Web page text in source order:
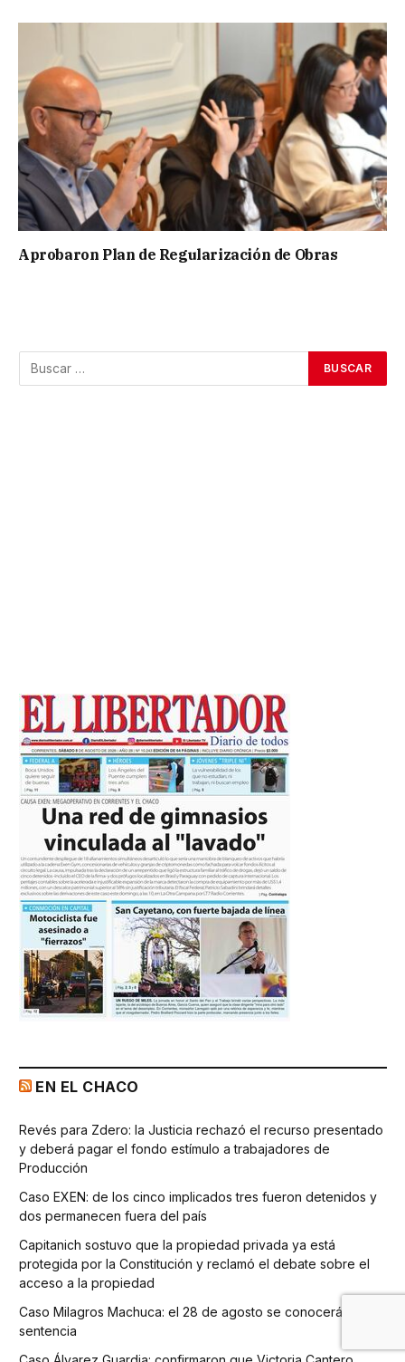
Aprobaron Plan de Regularización de Obras
EN EL CHACO
Revés para Zdero: la Justicia rechazó el recurso presentado
y deberá pagar el fondo estímulo a trabajadores de
Producción
Caso EXEN: de los cinco implicados tres fueron detenidos y
dos permanecen fuera del país
Capitanich sostuvo que la propiedad privada ya está
protegida por la Constitución y reclamó el debate sobre el
acceso a la propiedad
Caso Milagros Machuca: el 28 de agosto se conocerá la
sentencia